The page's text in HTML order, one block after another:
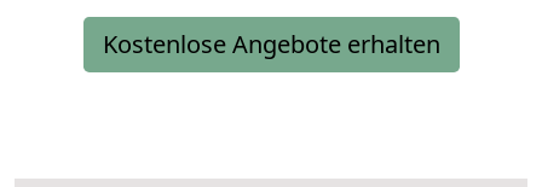
Kostenlose Angebote erhalten